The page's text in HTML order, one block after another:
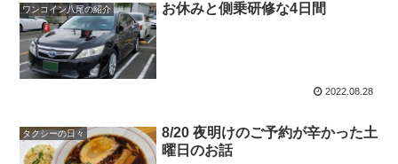
ワンコイン八尾の紹介 お休みと側乗研修な4日間
2022.08.28
タクシーの日々
8/20 夜明けのご予約が辛かった土
曜日のお話